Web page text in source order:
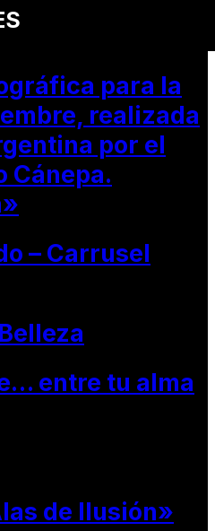
para la
realizada
por el
Cánepa.
– Carrusel
entre tu alma
de Ilusión»